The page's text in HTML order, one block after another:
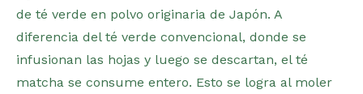
de té verde en polvo originaria de Japón. A
diferencia del té verde convencional, donde se
infusionan las hojas y luego se descartan, el té
matcha se consume entero. Esto se logra al moler